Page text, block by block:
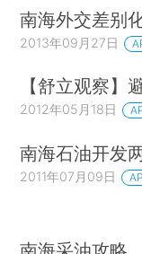
南海外交差别
2013年09月27日
【舒立观察】
2012年05月18日
南海石油开发
2011年07月09日